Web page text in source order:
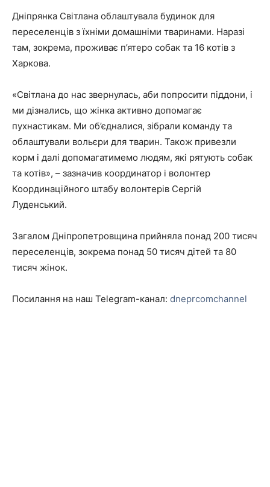
Дніпрянка Світлана облаштувала будинок для
переселенців з їхніми домашніми тваринами. Наразі
там, зокрема, проживає п’ятеро собак та 16 котів з
Харкова.
«Світлана до нас звернулась, аби попросити піддони, і
ми дізнались, що жінка активно допомагає
пухнастикам. Ми об’єдналися, зібрали команду та
облаштували вольєри для тварин. Також привезли
корм і далі допомагатимемо людям, які рятують собак
та котів», – зазначив координатор і волонтер
Координаційного штабу волонтерів Сергій
Луденський.
Загалом Дніпропетровщина прийняла понад 200 тисяч
переселенців, зокрема понад 50 тисяч дітей та 80
тисяч жінок.
Посилання на наш Telegram-канал: dneprcomchannel